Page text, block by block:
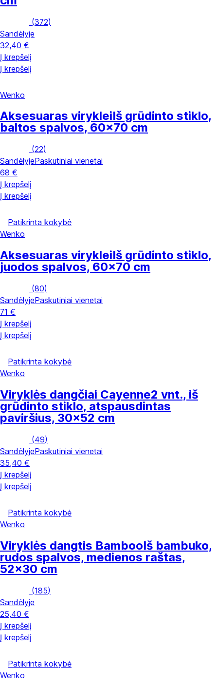
(372)
Sandėlyje
32,40 €
Į krepšelį
Į krepšelį
Wenko
Aksesuaras virykleiIš grūdinto stiklo,
baltos spalvos, 60x70 cm
(22)
SandėlyjePaskutiniai vienetai
68 €
Į krepšelį
Į krepšelį
Patikrinta kokybė
Wenko
Aksesuaras virykleiIš grūdinto stiklo,
juodos spalvos, 60x70 cm
(80)
SandėlyjePaskutiniai vienetai
71 €
Į krepšelį
Į krepšelį
Patikrinta kokybė
Wenko
Viryklės dangčiai Cayenne2 vnt., iš
grūdinto stiklo, atspausdintas
paviršius, 30x52 cm
(49)
SandėlyjePaskutiniai vienetai
35,40 €
Į krepšelį
Į krepšelį
Patikrinta kokybė
Wenko
Viryklės dangtis BambooIš bambuko,
rudos spalvos, medienos raštas,
52x30 cm
(185)
Sandėlyje
25,40 €
Į krepšelį
Į krepšelį
Patikrinta kokybė
Wenko